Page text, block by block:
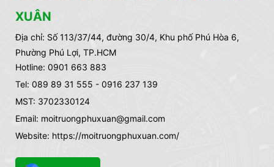
XUÂN
Địa chỉ: Số 113/37/44, đường 30/4, Khu phố Phú Hòa 6,
Phường Phú Lợi, TP.HCM
Hotline: 0901 663 883
Tel: 089 89 31 555 - 0916 237 139
MST: 3702330124
Email: moitruongphuxuan@gmail.com
Website: https://moitruongphuxuan.com/